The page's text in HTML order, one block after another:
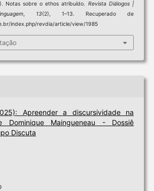
Notas sobre o ethos atribuído. Revista Diálogos |
, 13(2), 1–13. Recuperado de
index.php/revdia/article/view/1985
Apreender a discursividade na
Dominique Maingueneau - Dossiê
Discuta